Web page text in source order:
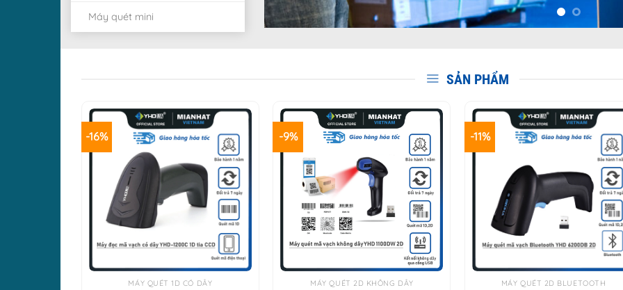
Máy quét mini
SẢN PHẨM
-16%
MÁY QUÉT 1D CÓ DÂY
-9%
MÁY QUÉT 2D KHÔNG DÂY
-11%
MÁY QUÉT 2D BLUETOOTH